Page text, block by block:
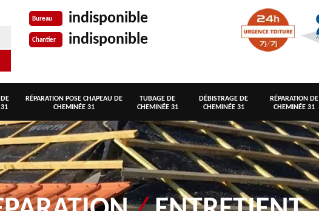
Bureau indisponible
Chantier indisponible
RÉPARATION POSE CHAPEAU DE
CHEMINÉE 31
TUBAGE DE
CHEMINÉE 31
DÉBISTRAGE DE
CHEMINÉE 31
RÉPARATION DE
CHEMINÉE 31